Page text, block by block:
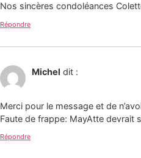
Nos sincères condoléances
Répondre
Michel dit :
Merci pour le message et de
Faute de frappe: MayAtte devrait
Répondre